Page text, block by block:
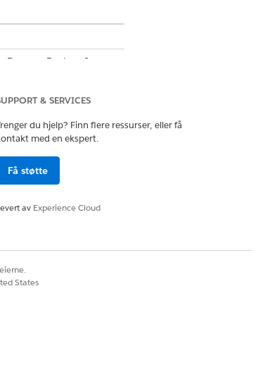
Data og Backup &
& SERVICES
du hjelp? Finn flere ressurser, eller få
med en ekspert.
Få støtte
av Experience Cloud
States